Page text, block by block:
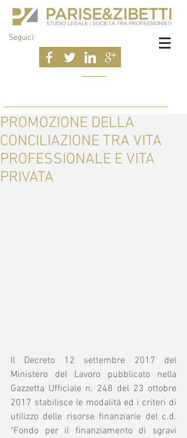
Seguici:
PROMOZIONE DELLA
CONCILIAZIONE TRA VITA
PROFESSIONALE E VITA
PRIVATA
Il Decreto 12 settembre 2017 del
Ministero del Lavoro pubblicato nella
Gazzetta Ufficiale n. 248 del 23 ottobre
2017 stabilisce le modalità ed i criteri di
utilizzo delle risorse finanziarie del c.d.
"Fondo per il finanziamento di sgravi